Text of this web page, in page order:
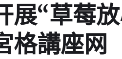
展“草莓
格講座网